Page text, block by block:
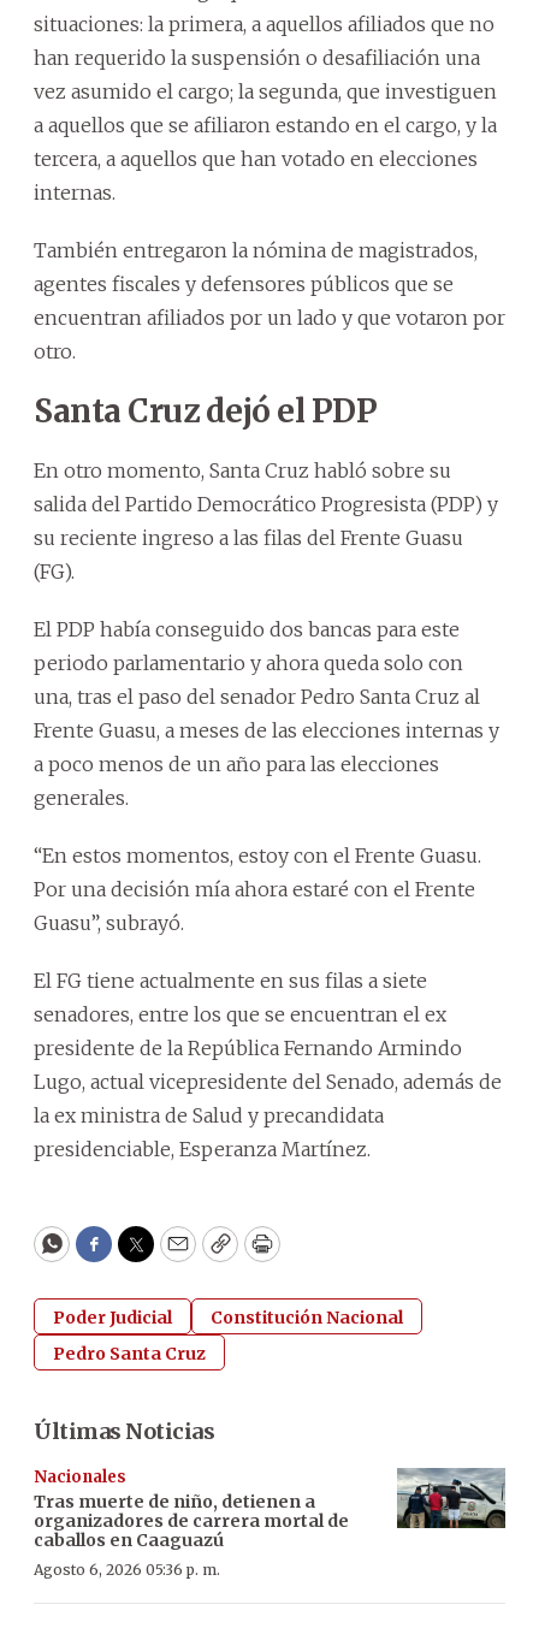
situaciones: la primera, a aquellos afiliados que no
han requerido la suspensión o desafiliación una
vez asumido el cargo; la segunda, que investiguen
a aquellos que se afiliaron estando en el cargo, y la
tercera, a aquellos que han votado en elecciones
internas.
También entregaron la nómina de magistrados,
agentes fiscales y defensores públicos que se
encuentran afiliados por un lado y que votaron por
otro.
Santa Cruz dejó el PDP
En otro momento, Santa Cruz habló sobre su
salida del Partido Democrático Progresista (PDP) y
su reciente ingreso a las filas del Frente Guasu
(FG).
El PDP había conseguido dos bancas para este
periodo parlamentario y ahora queda solo con
una, tras el paso del senador Pedro Santa Cruz al
Frente Guasu, a meses de las elecciones internas y
a poco menos de un año para las elecciones
generales.
“En estos momentos, estoy con el Frente Guasu.
Por una decisión mía ahora estaré con el Frente
Guasu”, subrayó.
El FG tiene actualmente en sus filas a siete
senadores, entre los que se encuentran el ex
presidente de la República Fernando Armindo
Lugo, actual vicepresidente del Senado, además de
la ex ministra de Salud y precandidata
presidenciable, Esperanza Martínez.
WhatsApp
Facebook
Twitter
EmailCopyPrint
Poder Judicial
Constitución Nacional
Pedro Santa Cruz
Últimas Noticias
Nacionales
Tras muerte de niño, detienen a
organizadores de carrera mortal de
caballos en Caaguazú
Agosto 6, 2026 05:36 p. m.